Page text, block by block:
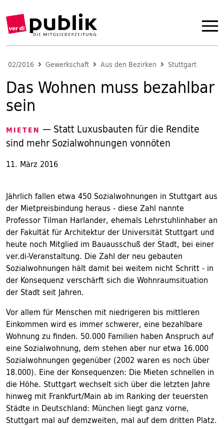
02/2016 Gewerkschaft Aus den Bezirken Stuttgart
Das Wohnen muss bezahlbar
sein
MIETEN — Statt Luxusbauten für die Rendite
sind mehr Sozialwohnungen vonnöten
11. März 2016
Jährlich fallen etwa 450 Sozialwohnungen in Stuttgart aus
der Mietpreisbindung heraus - diese Zahl nannte
Professor Tilman Harlander, ehemals Lehrstuhlinhaber an
der Fakultät für Architektur der Universität Stuttgart und
heute noch Mitglied im Bauausschuß der Stadt, bei einer
ver.di-Veranstaltung. Die Zahl der neu gebauten
Sozialwohnungen hält damit bei weitem nicht Schritt - in
der Konsequenz verschärft sich die Wohnraumsituation
der Stadt seit Jahren.
Vor allem für Menschen mit niedrigeren bis mittleren
Einkommen wird es immer schwerer, eine bezahlbare
Wohnung zu finden. 50.000 Familien haben Anspruch auf
eine Sozialwohnung, dem stehen aber nur etwa 16.000
Sozialwohnungen gegenüber (2002 waren es noch über
18.000). Eine der Konsequenzen: Die Mieten schnellen in
die Höhe. Stuttgart wechselt sich über die letzten Jahre
hinweg mit Frankfurt/Main ab im Ranking der teuersten
Städte in Deutschland: München liegt ganz vorne,
Stuttgart mal auf demzweiten, mal auf dem dritten Platz.